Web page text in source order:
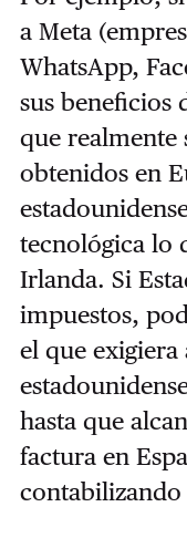
a Meta
WhatsApp,
sus beneficios
que realmente
obtenidos en
tecnológica lo
Irlanda. Si
impuestos,
el que exigiera
hasta que
factura en
contabilizando